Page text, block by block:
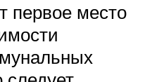
первое место